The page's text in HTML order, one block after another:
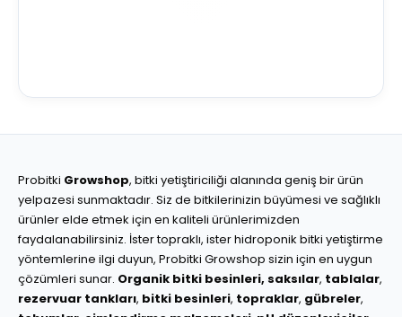
Probitki Growshop, bitki yetiştiriciliği alanında geniş bir ürün
yelpazesi sunmaktadır. Siz de bitkilerinizin büyümesi ve sağlıklı
ürünler elde etmek için en kaliteli ürünlerimizden
faydalanabilirsiniz. İster topraklı, ister hidroponik bitki yetiştirme
yöntemlerine ilgi duyun, Probitki Growshop sizin için en uygun
çözümleri sunar. Organik bitki besinleri, saksılar, tablalar,
rezervuar tankları, bitki besinleri, topraklar, gübreler,